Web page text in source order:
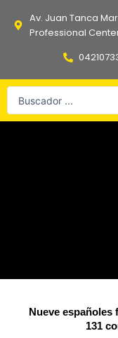
Av. Juan Tanca
Professional
Search
Nueve españoles
131